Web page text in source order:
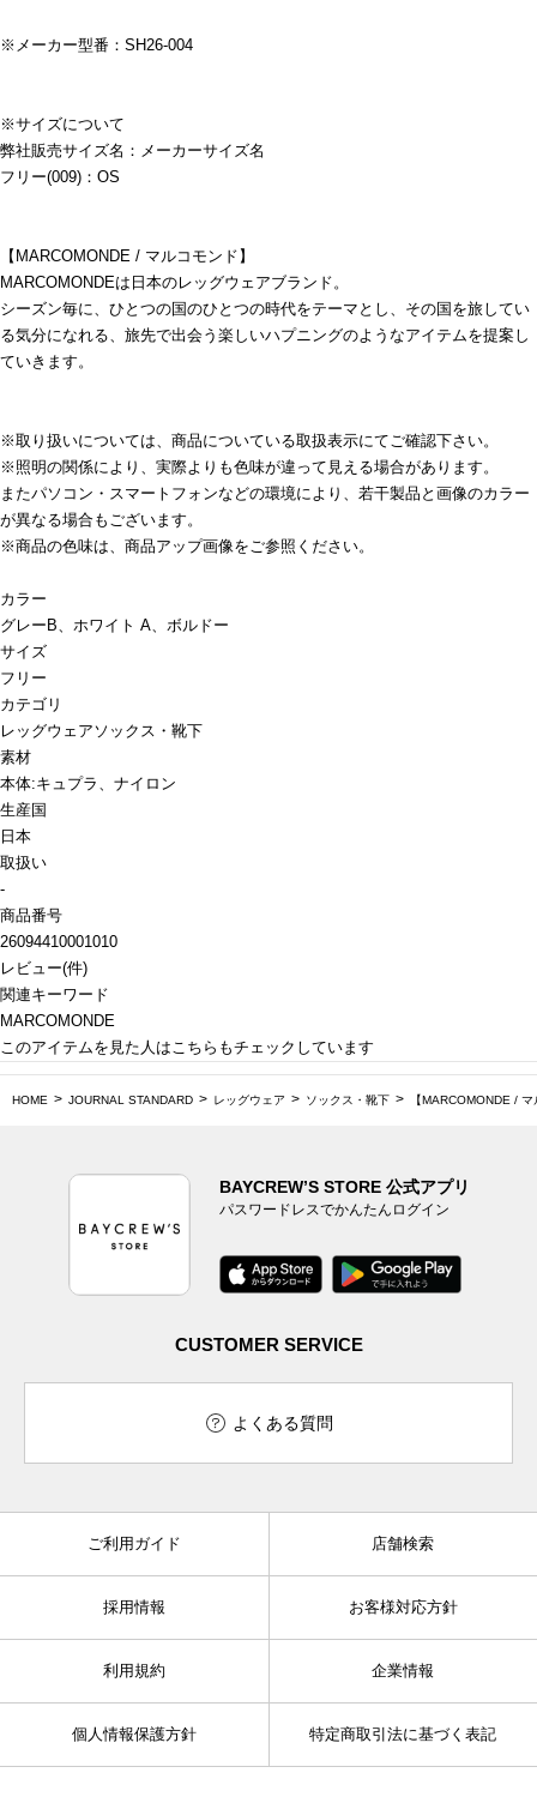
※メーカー型番：SH26-004
※サイズについて
弊社販売サイズ名：メーカーサイズ名
フリー(009)：OS
【MARCOMONDE / マルコモンド】
MARCOMONDEは日本のレッグウェアブランド。
シーズン毎に、ひとつの国のひとつの時代をテーマとし、その国を旅してい
る気分になれる、旅先で出会う楽しいハプニングのようなアイテムを提案し
ていきます。
※取り扱いについては、商品についている取扱表示にてご確認下さい。
※照明の関係により、実際よりも色味が違って見える場合があります。
またパソコン・スマートフォンなどの環境により、若干製品と画像のカラー
が異なる場合もございます。
※商品の色味は、商品アップ画像をご参照ください。
カラー
グレーB、ホワイト A、ボルドー
サイズ
フリー
カテゴリ
レッグウェア ソックス・靴下
素材
本体:キュプラ、ナイロン
生産国
日本
取扱い
-
商品番号
26094410001010
レビュー(件)
関連キーワード
MARCOMONDE
このアイテムを見た人はこちらもチェックしています
HOME JOURNAL STANDARD レッグウェア ソックス・靴下 【MARCOMONDE /
BAYCREW’S STORE 公式アプリ
パスワードレスでかんたんログイン
CUSTOMER SERVICE
よくある質問
ご利用ガイド 店舗検索
採用情報 お客様対応方針
利用規約 企業情報
個人情報保護方針 特定商取引法に基づく表記